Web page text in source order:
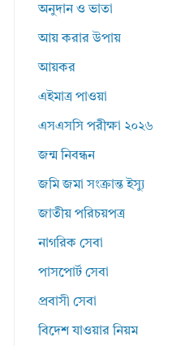
অনুদান ও ভাতা
আয় করার উপায়
আয়কর
এইমাত্র পাওয়া
এসএসসি পরীক্ষা ২০২৬
জন্ম নিবন্ধন
জমি জমা সংক্রান্ত ইস্যু
জাতীয় পরিচয়পত্র
নাগরিক সেবা
পাসপোর্ট সেবা
প্রবাসী সেবা
বিদেশ যাওয়ার নিয়ম